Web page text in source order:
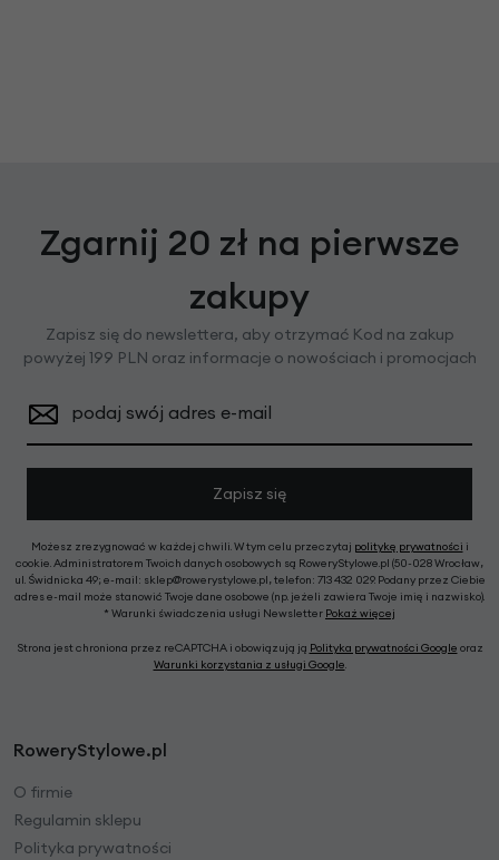
Zgarnij 20 zł na pierwsze
zakupy
Zapisz się do newslettera, aby otrzymać Kod na zakup
powyżej 199 PLN oraz informacje o nowościach i promocjach
podaj swój adres e-mail
Zapisz się
Możesz zrezygnować w każdej chwili. W tym celu przeczytaj politykę prywatności i
cookie. Administratorem Twoich danych osobowych są RoweryStylowe.pl (50-028 Wrocław,
ul. Świdnicka 49; e-mail: sklep@rowerystylowe.pl, telefon: 713 432 029. Podany przez Ciebie
adres e-mail może stanowić Twoje dane osobowe (np. jeżeli zawiera Twoje imię i nazwisko).
* Warunki świadczenia usługi Newsletter Pokaż więcej
Strona jest chroniona przez reCAPTCHA i obowiązują ją Polityka prywatności Google oraz
Warunki korzystania z usługi Google.
RoweryStylowe.pl
O firmie
Regulamin sklepu
Polityka prywatności